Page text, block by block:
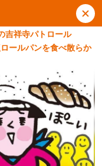
吉祥寺パトロール
ールパンを食べ散らか